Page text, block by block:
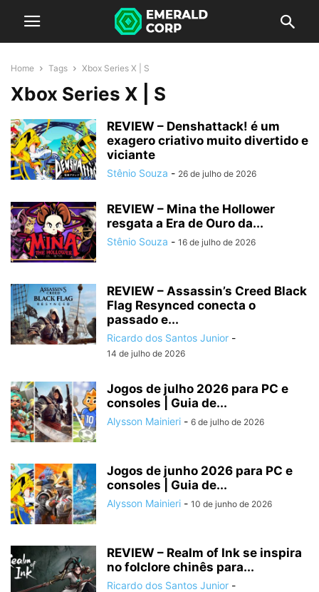
Home Tags Xbox Series X | S
Xbox Series X | S
REVIEW – Denshattack! é um
exagero criativo muito divertido e
viciante
Stênio Souza - 26 de julho de 2026
REVIEW – Mina the Hollower
resgata a Era de Ouro da...
Stênio Souza - 16 de julho de 2026
REVIEW – Assassin’s Creed Black
Flag Resynced conecta o
passado e...
Ricardo dos Santos Junior -
14 de julho de 2026
Jogos de julho 2026 para PC e
consoles | Guia de...
Alysson Mainieri - 6 de julho de 2026
Jogos de junho 2026 para PC e
consoles | Guia de...
Alysson Mainieri - 10 de junho de 2026
REVIEW – Realm of Ink se inspira
no folclore chinês para...
Ricardo dos Santos Junior -